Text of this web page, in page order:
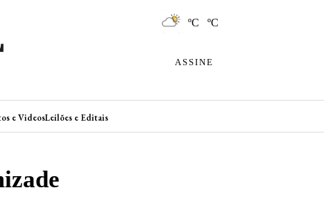
ºC ºC
ASSINE
e VideosLeilões e Editais